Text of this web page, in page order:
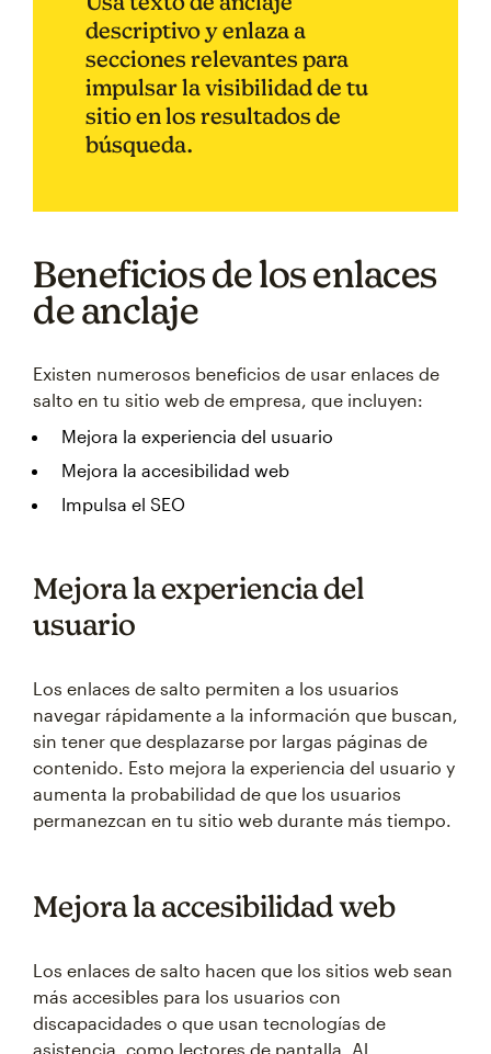
descriptivo y enlaza a
secciones relevantes para
impulsar la visibilidad de tu
sitio en los resultados de
búsqueda.
Beneficios de los enlaces
de anclaje
Existen numerosos beneficios de usar enlaces de
salto en tu sitio web de empresa, que incluyen:
Mejora la experiencia del usuario
Mejora la accesibilidad web
Impulsa el SEO
Mejora la experiencia del
usuario
Los enlaces de salto permiten a los usuarios
navegar rápidamente a la información que buscan,
sin tener que desplazarse por largas páginas de
contenido. Esto mejora la experiencia del usuario y
aumenta la probabilidad de que los usuarios
permanezcan en tu sitio web durante más tiempo.
Mejora la accesibilidad web
Los enlaces de salto hacen que los sitios web sean
más accesibles para los usuarios con
discapacidades o que usan tecnologías de
asistencia, como lectores de pantalla. Al